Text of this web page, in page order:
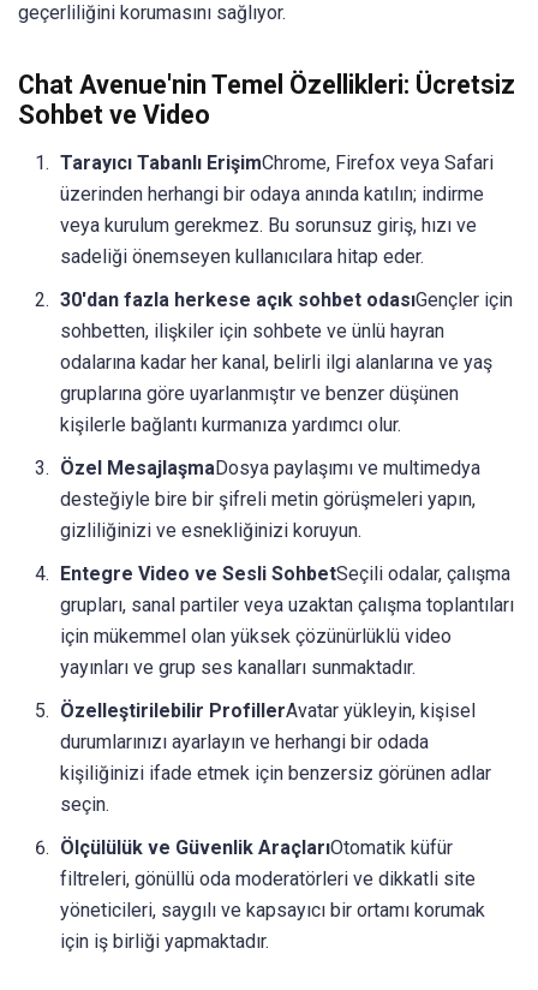
geçerliliğini korumasını sağlıyor.
Chat Avenue'nin Temel Özellikleri: Ücretsiz
Sohbet ve Video
Tarayıcı Tabanlı ErişimChrome, Firefox veya Safari
üzerinden herhangi bir odaya anında katılın; indirme
veya kurulum gerekmez. Bu sorunsuz giriş, hızı ve
sadeliği önemseyen kullanıcılara hitap eder.
30'dan fazla herkese açık sohbet odasıGençler için
sohbetten, ilişkiler için sohbete ve ünlü hayran
odalarına kadar her kanal, belirli ilgi alanlarına ve yaş
gruplarına göre uyarlanmıştır ve benzer düşünen
kişilerle bağlantı kurmanıza yardımcı olur.
Özel MesajlaşmaDosya paylaşımı ve multimedya
desteğiyle bire bir şifreli metin görüşmeleri yapın,
gizliliğinizi ve esnekliğinizi koruyun.
Entegre Video ve Sesli SohbetSeçili odalar, çalışma
grupları, sanal partiler veya uzaktan çalışma toplantıları
için mükemmel olan yüksek çözünürlüklü video
yayınları ve grup ses kanalları sunmaktadır.
Özelleştirilebilir ProfillerAvatar yükleyin, kişisel
durumlarınızı ayarlayın ve herhangi bir odada
kişiliğinizi ifade etmek için benzersiz görünen adlar
seçin.
Ölçülülük ve Güvenlik AraçlarıOtomatik küfür
filtreleri, gönüllü oda moderatörleri ve dikkatli site
yöneticileri, saygılı ve kapsayıcı bir ortamı korumak
için iş birliği yapmaktadır.